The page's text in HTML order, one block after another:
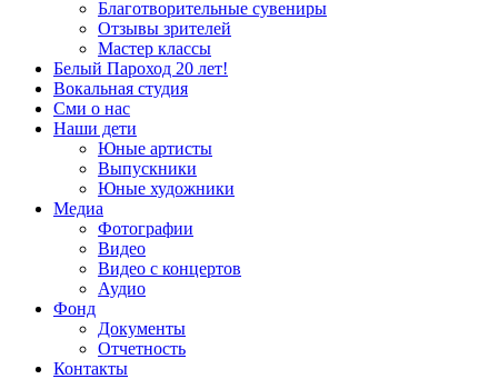
Благотворительные сувениры
Отзывы зрителей
Мастер классы
Белый Пароход 20 лет!
Вокальная студия
Сми о нас
Наши дети
Юные артисты
Выпускники
Юные художники
Медиа
Фотографии
Видео
Видео с концертов
Аудио
Фонд
Документы
Отчетность
Контакты